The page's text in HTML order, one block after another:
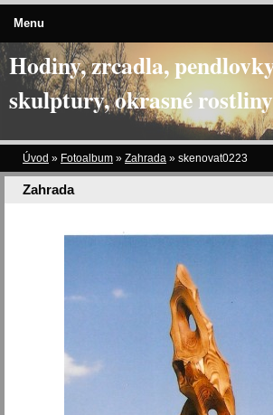
Hodiny, zrcadla,
skulptury, okrasné rostliny
Úvod » Fotoalbum » Zahrada » skenovat0223
Zahrada
Menu